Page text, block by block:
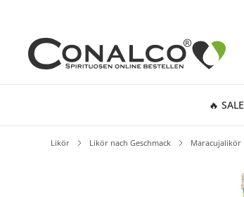
🔥 SALE
Likör Likör nach Geschmack Maracujalikör